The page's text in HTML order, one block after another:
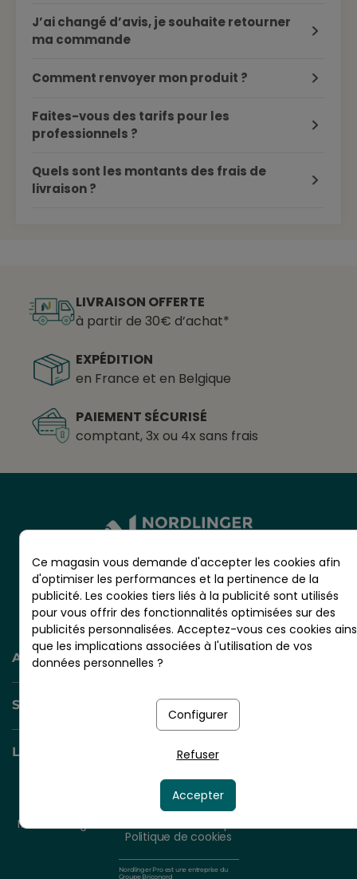
J’ai changé d’avis, je souhaite retourner
ma commande
Comment renvoyer mon produit ?
Faites-vous des tarifs pour les
professionnels ?
Quels sont les montants des frais de
livraison ?
LIVRAISON OFFERTE
à partir de 30€ d’achat*
EXPÉDITION
en France et en Belgique
PAIEMENT SÉCURISÉ
comptant, 3x ou 4x sans frais
CS 20001 - RN10 - VIGNOLLES
16300 BARBEZIEUX - France
AIDE ET INFORMATION
SERVICES +
LIENS UTILES
© 2026 - NORDLINGER PRO Tous droits réservés.
Mentions légalesCGVPlan du sitePolitique de confidentialité
Politique de cookies
Nordlinger Pro est une entreprise du
Groupe Briconord
Ce magasin vous demande d'accepter les cookies afin
d'optimiser les performances et la pertinence de la
publicité. Les cookies tiers liés à la publicité sont utilisés
pour vous offrir des fonctionnalités optimisées sur des
publicités personnalisées. Acceptez-vous ces cookies
que les implications associées à l'utilisation de vos
données personnelles ?
Configurer
Refuser
Accepter